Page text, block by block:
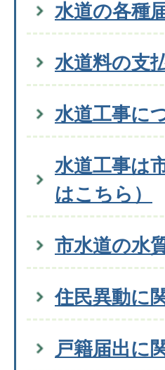
水道の各種
水道料の支
水道工事に
水道工事は
はこちら）
市水道の水
住民異動に
戸籍届出に